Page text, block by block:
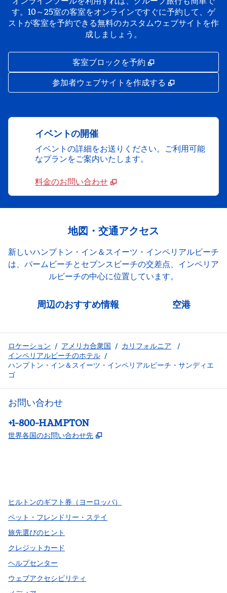
す。10～25室の客室をオンラインですぐに予約して、ゲ
ストが客室を予約できる無料のカスタムウェブサイトを作
成しましょう。
客室ブロックを予約 ,
参加者ウェブサイトを作成する ,
イベントの開催
イベントの詳細をお送りください。ご利用可能
なプランをご案内いたします。
料金のお問い合わせ
地図・交通アクセス
新しいハンプトン・イン＆スイーツ・インペリアルビーチ
は、パームビーチとセブンスビーチの交差点、インペリア
ルビーチの中心に位置しています。
周辺のおすすめ情報 空港
ロケーション / アメリカ合衆国 / カリフォルニア
/
インペリアルビーチのホテル /
ハンプトン・イン＆スイーツ・インペリアルビーチ・サンディエ
ゴ
お問い合わせ
電話：
+1-800-HAMPTON
世界各国のお問い合わせ先 ,
ヒルトンのギフト券（ヨーロッパ）
ペット・フレンドリー・ステイ
旅先選びのヒント
クレジットカード
ヘルプセンター
ウェブアクセシビリティ